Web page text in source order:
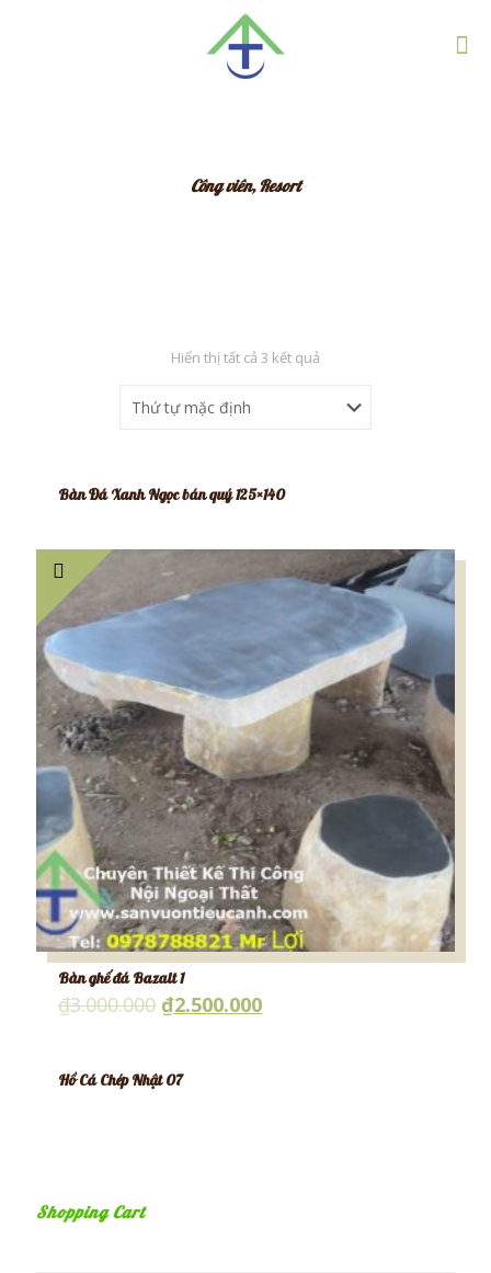
Công viên, Resort
Hiển thị tất cả 3 kết quả
Bàn Đá Xanh Ngọc bán quý 125×140
Bàn ghế đá Bazalt 1
₫3.000.000 ₫2.500.000
Hồ Cá Chép Nhật 07
Shopping Cart